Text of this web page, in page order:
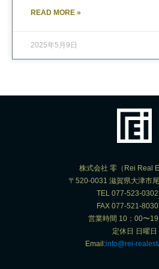
READ MORE »
2025年5月9日
株式会社 零（Rei Real
〒520-0031 滋賀県大津市
TEL 077-523-
FAX 077-521-
営業時間 10：00〜
定休日 日曜日
Email:info@rei-